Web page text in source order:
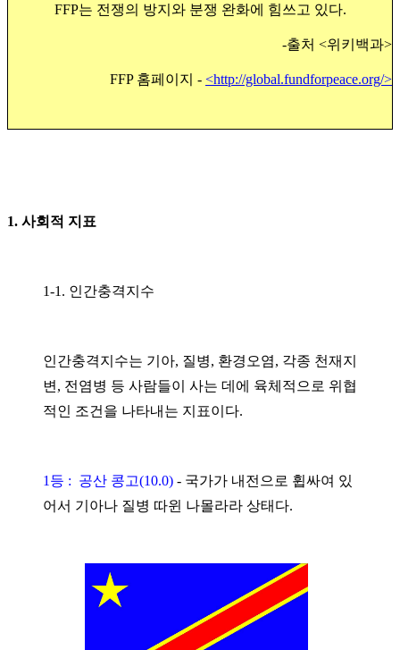
FFP는 전쟁의 방지와 분쟁 완화에 힘쓰고 있다.
-출처 <위키백과>
FFP 홈페이지 - <http://global.fundforpeace.org/>
1. 사회적 지표
1-1. 인간충격지수
인간충격지수는 기아, 질병, 환경오염, 각종 천재지
변, 전염병 등 사람들이 사는 데에 육체적으로 위협
적인 조건을 나타내는 지표이다.
1등 : 공산 콩고(10.0) - 국가가 내전으로 휩싸여 있
어서 기아나 질병 따윈 나몰라라 상태다.